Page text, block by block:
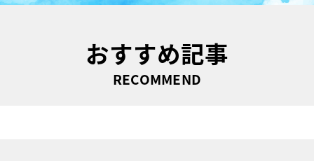
おすすめ記事
RECOMMEND